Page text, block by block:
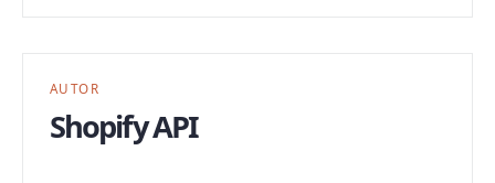
AUTOR
Shopify API